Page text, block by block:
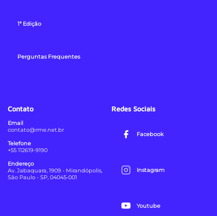
1ª Edição
Perguntas Frequentes
Contato
Email
contato@rme.net.br
Telefone
+55 112619-9190
Endereço
Av. Jabaquara, 1909 - Mirandópolis,
São Paulo - SP, 04045-001
Redes Sociais
Facebook
Instagram
Youtube